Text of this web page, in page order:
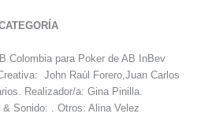
Colombia para Poker de AB InBev
John Raúl Forero,Juan Carlos
Realizador/a: Gina Pinilla.
Sonido: . Otros: Alina Velez